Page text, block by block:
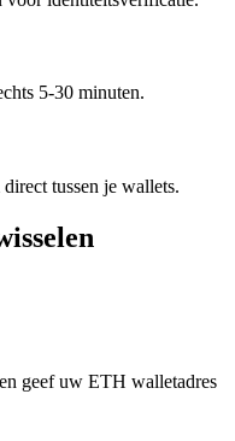
5-30 minuten.
tussen je wallets.
geef uw ETH walletadres